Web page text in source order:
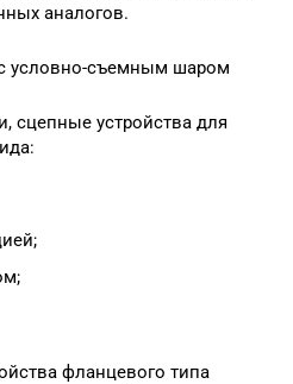
аналогов.
условно-съемным шаром
сцепные устройства для
фланцевого типа